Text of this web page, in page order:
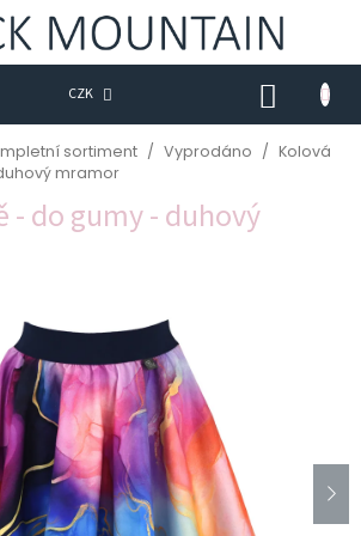
CZK
KOŠÍK
sortiment / Vyprodáno / Kolová
mramor
- do gumy - duhový